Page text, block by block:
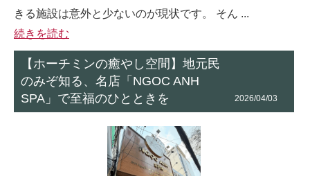
きる施設は意外と少ないのが現状です。 そん ...
続きを読む
【ホーチミンの癒やし空間】地元民
のみぞ知る、名店「NGOC ANH
SPA」で至福のひとときを
2026/04/03